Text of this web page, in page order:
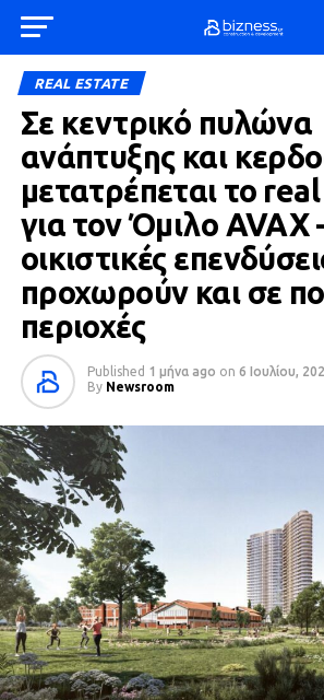
REAL ESTATE
Σε κεντρικό πυλώνα
ανάπτυξης και
μετατρέπεται το
για τον Όμιλο AVAX
οικιστικές
προχωρούν και σε
περιοχές
Published 1 μήνα ago on 6 Ιουλίου,
By Newsroom